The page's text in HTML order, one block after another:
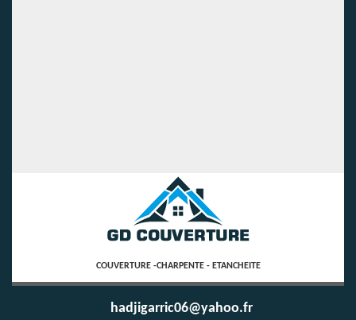
COUVERTURE -CHARPENTE - ETANCHEITE
hadjigarric06@yahoo.fr